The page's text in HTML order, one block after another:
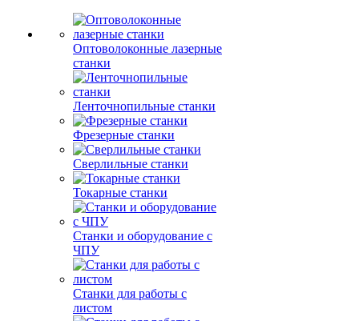
Оптоволоконные лазерные
станки
Ленточнопильные станки
Фрезерные станки
Сверлильные станки
Токарные станки
Станки и оборудование с
ЧПУ
Станки для работы с
листом